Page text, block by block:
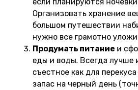
Организовать хранение
большом путешествии
нужно все грамотно
Продумать питание и
еды и воды. Всегда лучше
съестное как для
запас на черный день